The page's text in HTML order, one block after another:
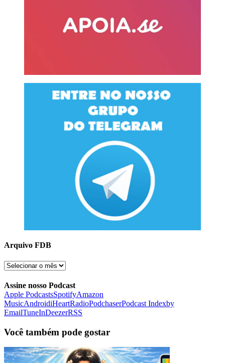
Arquivo FDB
Arquivo
Assine nosso Podcast
Apple PodcastsSpotifyAmazon
MusicAndroidiHeartRadioPodchaserPodcast Indexby
EmailTuneInDeezerRSS
Você também pode gostar